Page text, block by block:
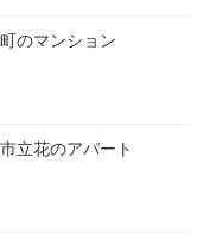
のマンション
立花のアパート